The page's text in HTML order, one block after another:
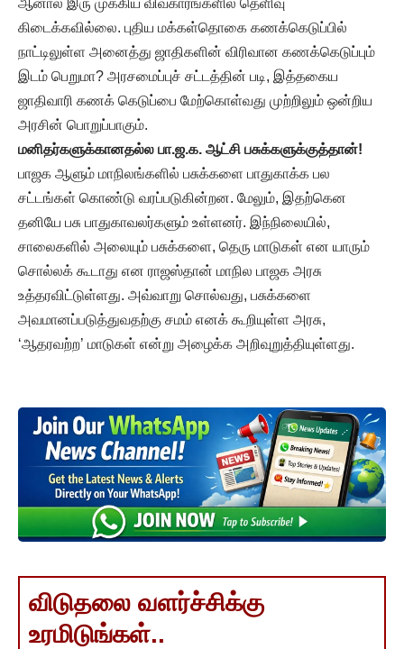
ஆனால் இரு முக்கிய விவகாரங்களில் தெளிவு
கிடைக்கவில்லை. புதிய மக்கள்தொகை கணக்கெடுப்பில்
நாட்டிலுள்ள அனைத்து ஜாதிகளின் விரிவான கணக்கெடுப்பும்
இடம் பெறுமா? அரசமைப்புச் சட்டத்தின் படி, இத்தகைய
ஜாதிவாரி கணக் கெடுப்பை மேற்கொள்வது முற்றிலும் ஒன்றிய
அரசின் பொறுப்பாகும்.
மனிதர்களுக்கானதல்ல பா.ஜ.க. ஆட்சி பசுக்களுக்குத்தான்!
பாஜக ஆளும் மாநிலங்களில் பசுக்களை பாதுகாக்க பல
சட்டங்கள் கொண்டு வரப்படுகின்றன. மேலும், இதற்கென
தனியே பசு பாதுகாவலர்களும் உள்ளனர். இந்நிலையில்,
சாலைகளில் அலையும் பசுக்களை, தெரு மாடுகள் என யாரும்
சொல்லக் கூடாது என ராஜஸ்தான் மாநில பாஜக அரசு
உத்தரவிட்டுள்ளது. அவ்வாறு சொல்வது, பசுக்களை
அவமானப்படுத்துவதற்கு சமம் எனக் கூறியுள்ள அரசு,
‘ஆதரவற்ற’ மாடுகள் என்று அழைக்க அறிவுறுத்தியுள்ளது.
விடுதலை வளர்ச்சிக்கு
உரமிடுங்கள்..